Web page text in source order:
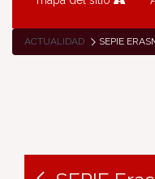
ACTUALIDAD SEPIE ERASMUS+ // «IA PARA LA